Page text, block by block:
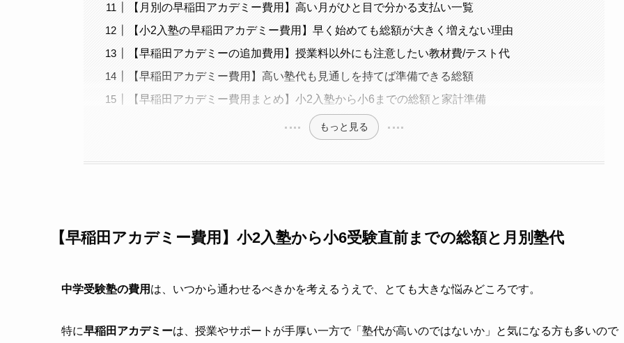
【月別の早稲田アカデミー費用】高い月がひと目で分かる支払い一覧
【小2入塾の早稲田アカデミー費用】早く始めても総額が大きく増えない理由
【早稲田アカデミーの追加費用】授業料以外にも注意したい教材費/テスト代
【早稲田アカデミー費用】高い塾代も見通しを持てば準備できる総額
【早稲田アカデミー費用まとめ】小2入塾から小6までの総額と家計準備
もっと見る
【早稲田アカデミー費用】小2入塾から小6受験直前までの総額と月別塾代
中学受験塾の費用 は、いつから通わせるべきかを考えるうえで、とても大きな悩みどころです。
特に早稲田アカデミーは、授業やサポートが手厚い一方で「塾代が高いのではないか」と気になる方も多いので